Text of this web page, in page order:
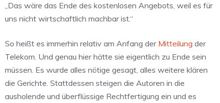
„Das wäre das Ende des kostenlosen Angebots, weil es für
uns nicht wirtschaftlich machbar ist.“
So heißt es immerhin relativ am Anfang der Mitteilung der
Telekom. Und genau hier hätte sie eigentlich zu Ende sein
müssen. Es wurde alles nötige gesagt, alles weitere klären
die Gerichte. Stattdessen steigen die Autoren in die
ausholende und überflüssige Rechtfertigung ein und es